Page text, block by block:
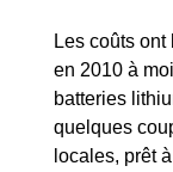
Les coûts
en 2010 à
batteries
quelques
locales, prêt